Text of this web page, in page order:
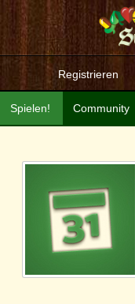
Registrieren
Community
Spielen!